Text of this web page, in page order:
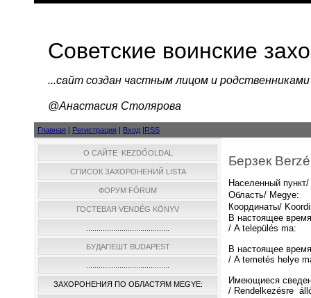
Советские воинские
...cайт создан частным лицом и
@Анастасия Столярова
Главная | Регистрация | Вход |RSS
О САЙТЕ KEZDŐOLDAL
СПИСОК ЗАХОРОНЕНИЙ LISTA
ФОРУМ FÓRUM
ГОСТЕВАЯ VENDÉG KÖNYV
БУДАПЕШТ BUDAPEST
ЗАХОРОНЕНИЯ ПО ОБЛАСТЯМ MEGYE:
Берзек
Населенный
Область/ Megye:
Координаты/
В настоящее
/ A település ma:
В настоящее
/ A temetés helye
Имеющиеся
/ Rendelkezésre